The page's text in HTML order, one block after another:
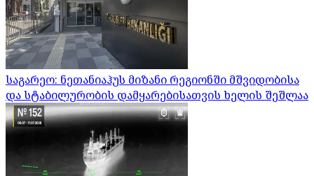
საგარეო: ნეთანიაჰუს მიზანი რეგიონში მშვიდობისა
და სტაბილურობის დამყარებისათვის ხელის შეშლაა